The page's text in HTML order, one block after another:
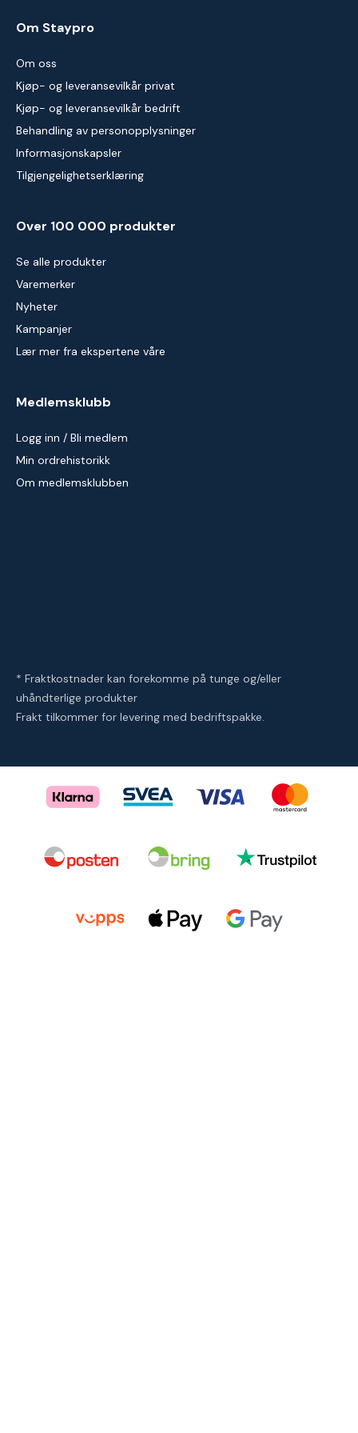
Om Staypro
Om oss
Kjøp- og leveransevilkår privat
Kjøp- og leveransevilkår bedrift
Behandling av personopplysninger
Informasjonskapsler
Tilgjengelighetserklæring
Over 100 000 produkter
Se alle produkter
Varemerker
Nyheter
Kampanjer
Lær mer fra ekspertene våre
Medlemsklubb
Logg inn / Bli medlem
Min ordrehistorikk
Om medlemsklubben
* Fraktkostnader kan forekomme på tunge og/eller
uhåndterlige produkter
Frakt tilkommer for levering med bedriftspakke.